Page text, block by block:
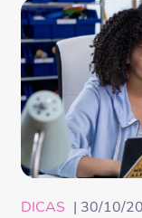
DICAS | 30/10/